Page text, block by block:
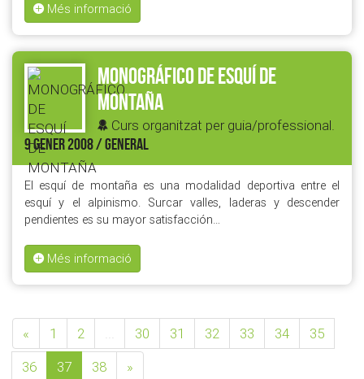
Més informació
MONOGRÁFICO DE ESQUÍ DE
MONTAÑA
Curs organitzat per guia/professional.
9 GENER 2008 / GENERAL
El esquí de montaña es una modalidad deportiva entre el
esquí y el alpinismo. Surcar valles, laderas y descender
pendientes es su mayor satisfacción…
Més informació
« 1 2 ... 30 31 32 33 34
35
36
37 38 »